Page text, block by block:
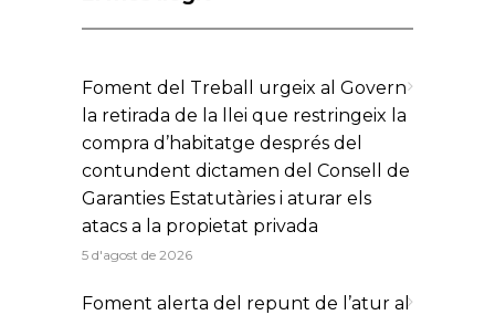
Foment del Treball urgeix al Govern
la retirada de la llei que restringeix la
compra d’habitatge després del
contundent dictamen del Consell de
Garanties Estatutàries i aturar els
atacs a la propietat privada
5 d'agost de 2026
Foment alerta del repunt de l’atur al